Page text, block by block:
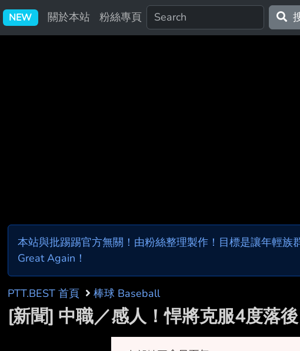
NEW 關於本站 粉絲專頁
本站與批踢踢官方無關！由粉絲整理製作！目標是讓年輕族
Great Again！
PTT.BEST 首頁 棒球 Baseball
[新聞] 中職／感人！悍將克服4度落